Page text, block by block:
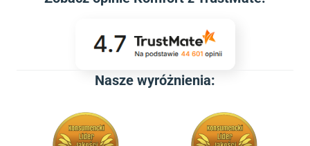
Nasze wyróżnienia: